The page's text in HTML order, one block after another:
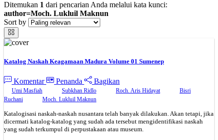
Ditemukan 1 dari pencarian Anda melalui kata kunci:
author=Moch. Lukluil Maknun
Sort by
Katalog Naskah Keagamaan Madura Volume 01 Sumenep
Komentar Penanda Bagikan
Umi Masfiah Subkhan Ridlo Roch. Aris Hidayat
Bisri
Ruchani
Moch. Lukluil Maknun
Katalogisasi naskah-naskah nusantara telah banyak dilakukan. Akan tetapi, jika
dicermati katalog-katalog yang sudah ada tersebut mengidentifikasi naskah
yang sudah terkumpul di perpustakaan atau museum.